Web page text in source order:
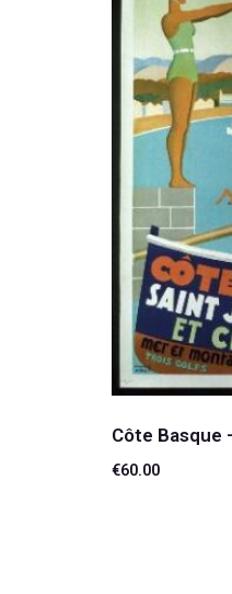
Côte Basque
€60.00